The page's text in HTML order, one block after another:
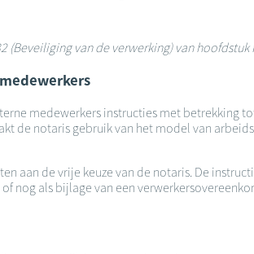
van de verwerking) van hoofdstuk
medewerkers instructies met betrekking
de notaris gebruik van het model van
aan de vrije keuze van de notaris. De
als bijlage van een